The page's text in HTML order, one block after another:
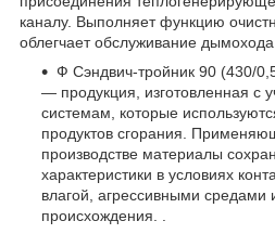
каналу. Выполняет функцию
облегчает обслуживание дымохода.
Ф Cэндвич-тройник 90 (430/
— продукция, изготовленная с
системам, которые
продуктов сгорания.
производстве материалы
характеристики в условиях
влагой, агрессивными средами
происхождения. .